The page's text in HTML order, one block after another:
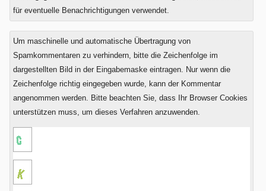
ist
Zwei
für eventuelle Benachrichtigungen verwendet.
Um maschinelle und automatische Übertragung von
Spamkommentaren zu verhindern, bitte die Zeichenfolge im
dargestellten Bild in der Eingabemaske eintragen. Nur wenn die
Zeichenfolge richtig eingegeben wurde, kann der Kommentar
angenommen werden. Bitte beachten Sie, dass Ihr Browser Cookies
unterstützen muss, um dieses Verfahren anzuwenden.